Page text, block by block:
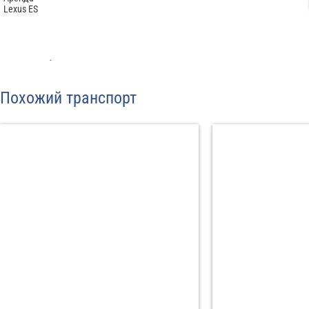
Похожий транспорт